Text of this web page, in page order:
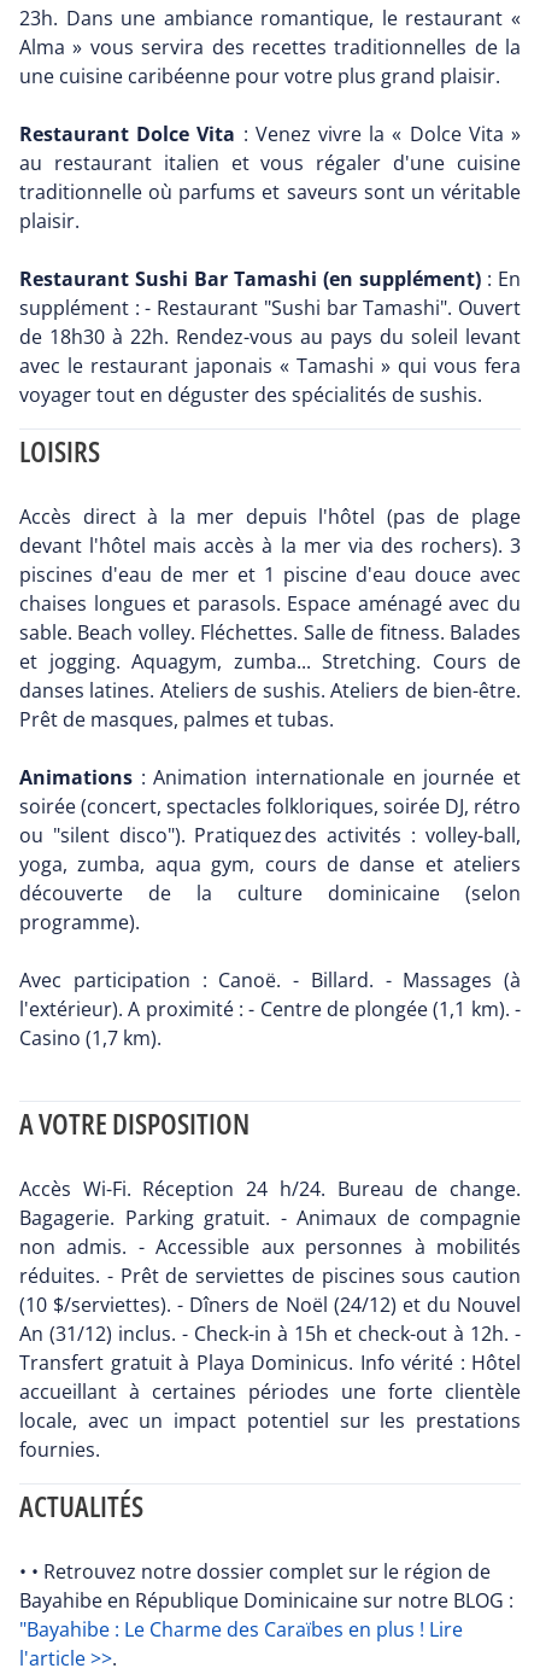
23h. Dans une ambiance romantique, le restaurant «
Alma » vous servira des recettes traditionnelles de la
une cuisine caribéenne pour votre plus grand plaisir.
Restaurant Dolce Vita : Venez vivre la « Dolce Vita »
au restaurant italien et vous régaler d'une cuisine
traditionnelle où parfums et saveurs sont un véritable
plaisir.
Restaurant Sushi Bar Tamashi (en supplément) : En
supplément : - Restaurant "Sushi bar Tamashi". Ouvert
de 18h30 à 22h. Rendez-vous au pays du soleil levant
avec le restaurant japonais « Tamashi » qui vous fera
voyager tout en déguster des spécialités de sushis.
LOISIRS
Accès direct à la mer depuis l'hôtel (pas de plage
devant l'hôtel mais accès à la mer via des rochers). 3
piscines d'eau de mer et 1 piscine d'eau douce avec
chaises longues et parasols. Espace aménagé avec du
sable. Beach volley. Fléchettes. Salle de fitness. Balades
et jogging. Aquagym, zumba... Stretching. Cours de
danses latines. Ateliers de sushis. Ateliers de bien-être.
Prêt de masques, palmes et tubas.
Animations : Animation internationale en journée et
soirée (concert, spectacles folkloriques, soirée DJ, rétro
ou "silent disco"). Pratiquez des activités : volley-ball,
yoga, zumba, aqua gym, cours de danse et ateliers
découverte de la culture dominicaine (selon
programme).
Avec participation : Canoë. - Billard. - Massages (à
l'extérieur). A proximité : - Centre de plongée (1,1 km). -
Casino (1,7 km).
A VOTRE DISPOSITION
Accès Wi-Fi. Réception 24 h/24. Bureau de change.
Bagagerie. Parking gratuit. - Animaux de compagnie
non admis. - Accessible aux personnes à mobilités
réduites. - Prêt de serviettes de piscines sous caution
(10 $/serviettes). - Dîners de Noël (24/12) et du Nouvel
An (31/12) inclus. - Check-in à 15h et check-out à 12h. -
Transfert gratuit à Playa Dominicus. Info vérité : Hôtel
accueillant à certaines périodes une forte clientèle
locale, avec un impact potentiel sur les prestations
fournies.
ACTUALITÉS
• • Retrouvez notre dossier complet sur le région de
Bayahibe en République Dominicaine sur notre BLOG :
"Bayahibe : Le Charme des Caraïbes en plus ! Lire
l'article >>.